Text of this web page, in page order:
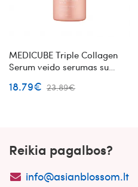
MEDICUBE Triple Collagen
Serum veido serumas su
18.79€ 23.89€
Reikia pagalbos?
info@asianblossom.lt